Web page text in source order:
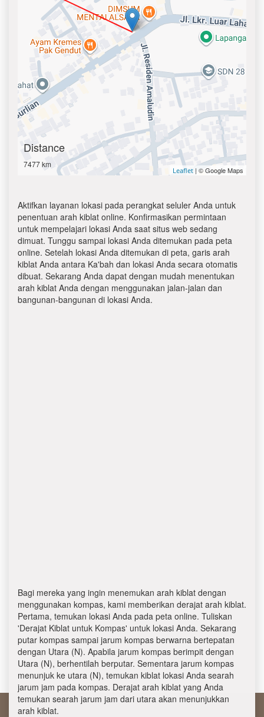
Distance
7477 km
Leaflet | © Google Maps
Aktifkan layanan lokasi pada perangkat seluler Anda untuk
penentuan arah kiblat online. Konfirmasikan permintaan
untuk mempelajari lokasi Anda saat situs web sedang
dimuat. Tunggu sampai lokasi Anda ditemukan pada peta
online. Setelah lokasi Anda ditemukan di peta, garis arah
kiblat Anda antara Ka'bah dan lokasi Anda secara otomatis
dibuat. Sekarang Anda dapat dengan mudah menentukan
arah kiblat Anda dengan menggunakan jalan-jalan dan
bangunan-bangunan di lokasi Anda.
Bagi mereka yang ingin menemukan arah kiblat dengan
menggunakan kompas, kami memberikan derajat arah kiblat.
Pertama, temukan lokasi Anda pada peta online. Tuliskan
'Derajat Kiblat untuk Kompas' untuk lokasi Anda. Sekarang
putar kompas sampai jarum kompas berwarna bertepatan
dengan Utara (N). Apabila jarum kompas berimpit dengan
Utara (N), berhentilah berputar. Sementara jarum kompas
menunjuk ke utara (N), temukan kiblat lokasi Anda searah
jarum jam pada kompas. Derajat arah kiblat yang Anda
temukan searah jarum jam dari utara akan menunjukkan
arah kiblat.